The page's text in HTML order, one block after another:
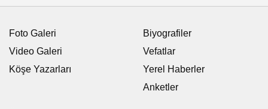
Foto Galeri
Video Galeri
Köşe Yazarları
Biyografiler
Vefatlar
Yerel Haberler
Anketler